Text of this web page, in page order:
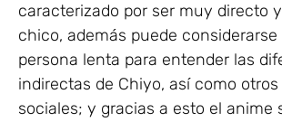
caracterizado por ser muy directo
chico, además puede
persona lenta para entender las
indirectas de Chiyo, así como
sociales; y gracias a esto el anime